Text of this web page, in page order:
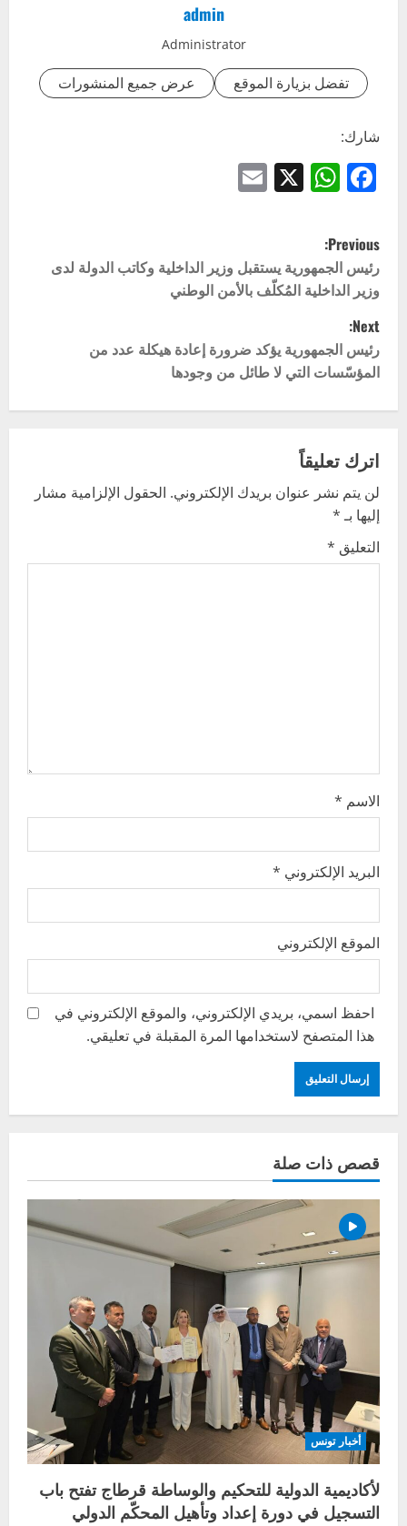
admin
Administrator
تفضل بزيارة الموقع عرض جميع المنشورات
شارك:
Facebook
WhatsApp
X
P
o
s
t
n
v
i
g
Previous:
رئيس الجمهورية يستقبل وزير الداخلية وكاتب الدولة لدى
وزير الداخلية المُكلّف بالأمن الوطني
Next:
رئيس الجمهورية يؤكد ضرورة إعادة هيكلة عدد من
المؤسّسات التي لا طائل من وجودها
اترك تعليقاً
لن يتم نشر عنوان بريدك الإلكتروني. الحقول الإلزامية مشار
إليها بـ*
التعليق *
الاسم *
البريد الإلكتروني *
الموقع الإلكتروني
احفظ اسمي، بريدي الإلكتروني، والموقع الإلكتروني في
هذا المتصفح لاستخدامها المرة المقبلة في تعليقي.
قصص ذات صلة
أخبار تونس
لأكاديمية الدولية للتحكيم والوساطة قرطاج تفتح باب
التسجيل في دورة إعداد وتأهيل المحكّم الدولي